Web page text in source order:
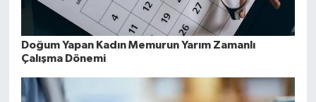
Doğum Yapan Kadın Memurun Yarım Zamanlı
Çalışma Dönemi